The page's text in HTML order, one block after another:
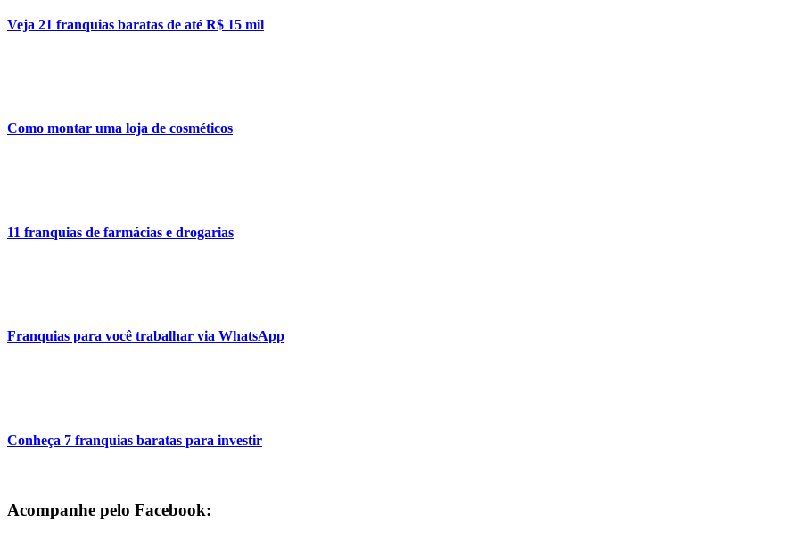
Veja 21 franquias baratas de até R$ 15 mil
Como montar uma loja de cosméticos
11 franquias de farmácias e drogarias
Franquias para você trabalhar via WhatsApp
Conheça 7 franquias baratas para investir
Acompanhe pelo Facebook: